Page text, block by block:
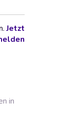
Jetzt
in